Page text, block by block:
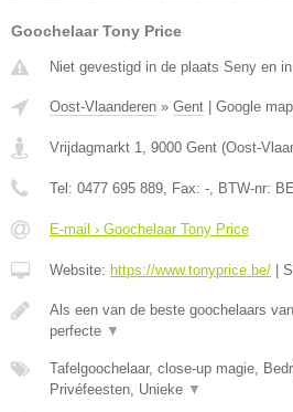
Goochelaar Tony Price
Niet gevestigd in de plaats Seny en
Oost-Vlaanderen » Gent Google
Vrijdagmarkt 1, 9000 Gent (Oost-
Tel: 0477 695 889, Fax: -, BTW-nr:
E-mail › Goochelaar Tony Price
Website: https://www.tonyprice.be/
Als een van de beste goochelaars
perfecte ▼
Tafelgoochelaar, close-up magie,
Privéfeesten, Unieke ▼